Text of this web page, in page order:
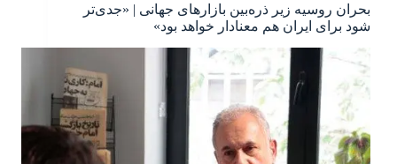
بحران روسیه زیر ذره‌بین بازارهای جهانی | «جدی‌تر
شود برای ایران هم معنادار خواهد بود»